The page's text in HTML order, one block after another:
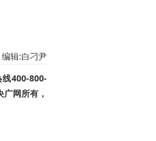
编辑:白刁尹
400-800-
网所有，